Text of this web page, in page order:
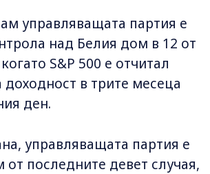
управляващата партия е
над Белия дом в 12 от
S&P 500 е отчитал
в трите месеца
ден.
управляващата партия е
от последните девет случая,